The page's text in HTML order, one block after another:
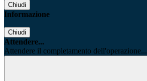
Chiudi
Informazione
Chiudi
Attendere...
Attendere il completamento dell'operazione...